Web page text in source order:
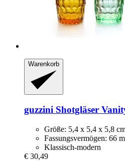
Warenkorb
guzzini Shotgläser
Größe: 5,4 x 5,4 x 5,8
Fassungsvermögen: 66
Klassisch-modern
€ 30,49